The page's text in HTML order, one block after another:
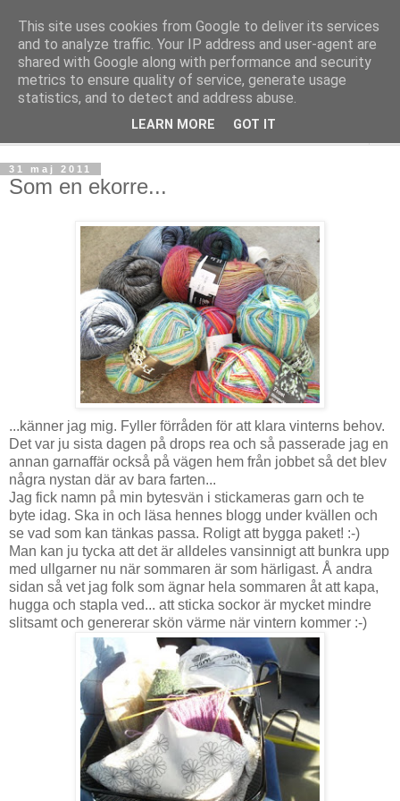
mönsterlöst
virkning och stickning maskor och varv, mönsterlöst
31 maj 2011
Som en ekorre...
...känner jag mig. Fyller förråden för att klara vinterns behov.
Det var ju sista dagen på drops rea och så passerade jag en
annan garnaffär också på vägen hem från jobbet så det blev
några nystan där av bara farten...
Jag fick namn på min bytesvän i stickameras garn och te
byte idag. Ska in och läsa hennes blogg under kvällen och
se vad som kan tänkas passa. Roligt att bygga paket! :-)
Man kan ju tycka att det är alldeles vansinnigt att bunkra upp
med ullgarner nu när sommaren är som härligast. Å andra
sidan så vet jag folk som ägnar hela sommaren åt att kapa,
hugga och stapla ved... att sticka sockor är mycket mindre
slitsamt och genererar skön värme när vintern kommer :-)
This site uses cookies from Google to deliver its services
and to analyze traffic. Your IP address and user-agent are
shared with Google along with performance and security
metrics to ensure quality of service, generate usage
statistics, and to detect and address abuse.
LEARN MORE GOT IT